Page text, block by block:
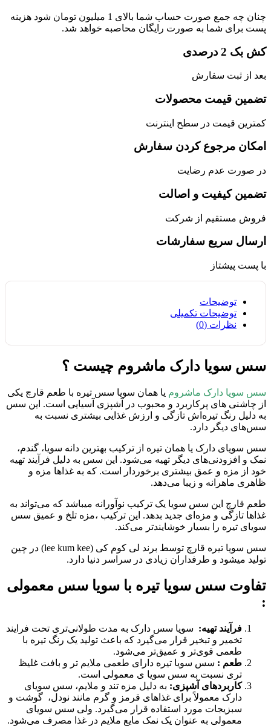
چنان چه جمع صورت حساب شما بالای 1 میلیون تومان شود هزینه
پست برای شما به صورت رایگان محاصبه خواهد شد.
کش بک 2 درصدی
بعد از ثبت سفارش
تضمین قیمت محصولات
کمترین قیمت در سطح اینترنت
امکان مرجوع کردن سفارش
در صورت عدم رضایت
تضمین کیفیت و اصالت
فروش مستقیم از شرکت
ارسال سریع سفارشات
با پست پیشتاز
توضیحات
توضیحات تکمیلی
نظرات (0)
سس سویا دارک ماشروم چیست ؟
سس سویا دارک ماشروم یا همان سویا سس تیره با طعم قارچ یکی
از چاشنی های پرکاربرد و محبوب در آشپزی آسیایی است. این سس
به دلیل رنگ تیره‌اش تازگی و ارزش غذایی بیشتری نسبت به
سس‌های دیگر دارد.
سس سویای دارک یا همان تیره از ترکیب بهترین دانه سویا، گندم،
نمک و افزودنی‌های دیگر تهیه می‌شود. این سس به دلیل فرآیند تهیه
خود از مزه و عمق بیشتری برخوردار است. که به غذاها مزه و
ظاهری ماهرانه و زیبا می‌دهد.
طعم قارچ این سس سویا یک ترکیب نوآورانه‌ میباشد که می‌تواند به
غذاها تازگی و مزه‌ای جدید بدهد. این ترکیب ،مزه تلخ و عمیق سس
سویای تیره را بسیار خوشایندتر می‌کند.
سس سویا تیره قارچ توسط برند لی کوم کی (lee kum kee) در چین
تولید میشود و طرفداران زیادی در سراسر دنیا دارد.
تفاوت سس سویا تیره با سویا سس معمولی
:
فرآیند تهیه: سویا سس دارک به مدت طولانی‌تری تحت فرایند
تخمیر و تبخیر قرار می‌گیرد که باعث تولید یک رنگ تیره با
طعمی قوی‌تر و عمیق‌تر می‌شود.
طعم : سس سویا تیره دارای طعمی ملایم تر و بافت غلیظ
تری نسبت به سس سویا ی معمولی است.
کاربردهای آشپزی: به دلیل مزه تند و ملایم، سس سویای
دارک معمولاً برای غذاهای قرمز و گرم مانند نودل، گوشت و
سبزیجات مورد استفاده قرار می‌گیرد. ولی سس سویای
معمولی به عنوان یک نمک مایع ملایم در غذا مصرف می‌شود.